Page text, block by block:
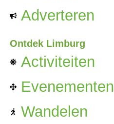
Adverteren
Ontdek Limburg
Activiteiten
Evenementen
Wandelen